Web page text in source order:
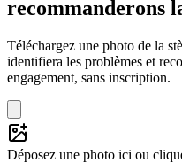
recommanderons
Téléchargez une photo de la
identifiera les problèmes et
engagement, sans inscription.
Déposez une photo ici ou